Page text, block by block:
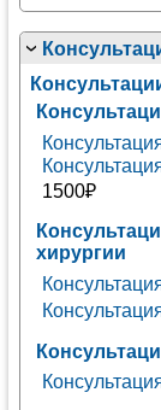
1500₽
хирургии